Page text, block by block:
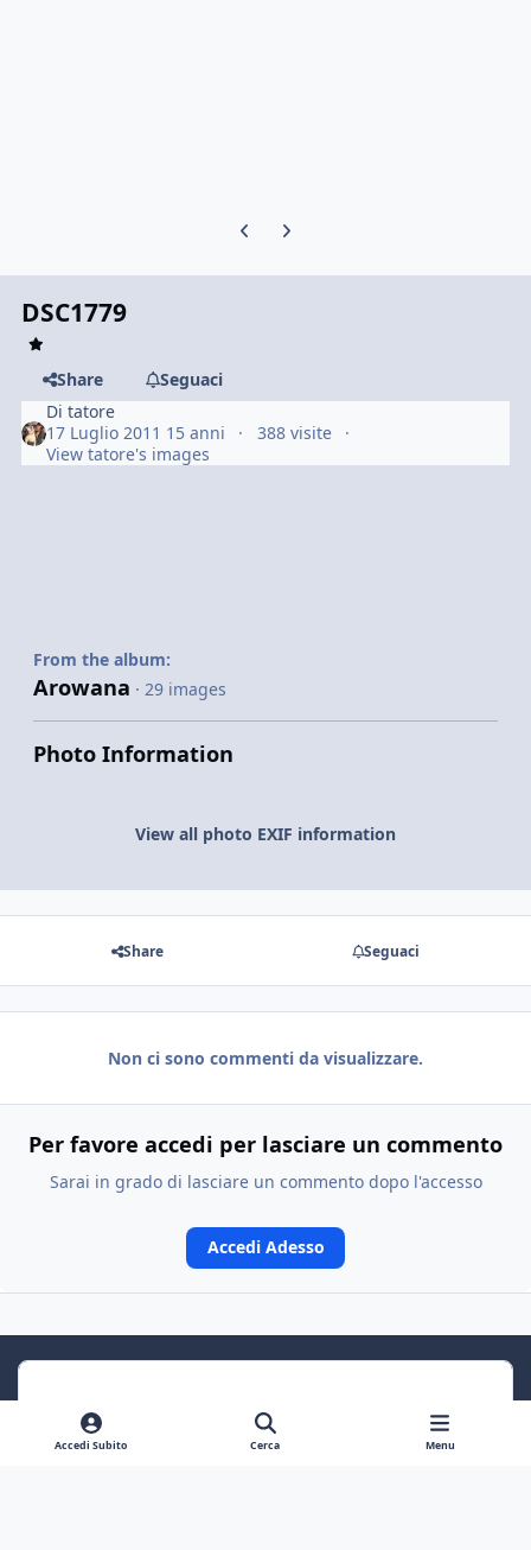
Previous carousel slide
Next carousel slide
DSC1779
Share
Seguaci
Ditatore
17 Luglio 2011 15 anni
388 visite
View tatore's images
From the album:
Arowana · 29 images
Photo Information
View all photo EXIF information
Share Seguaci
Non ci sono commenti da visualizzare.
Per favore accedi per lasciare un commento
Sarai in grado di lasciare un commento dopo l'accesso
Accedi Adesso
Accedi Subito Cerca Menu